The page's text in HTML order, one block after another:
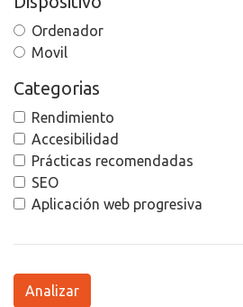
Ordenador
Movil
Categorias
Rendimiento
Accesibilidad
Prácticas recomendadas
SEO
Aplicación web progresiva
Analizar